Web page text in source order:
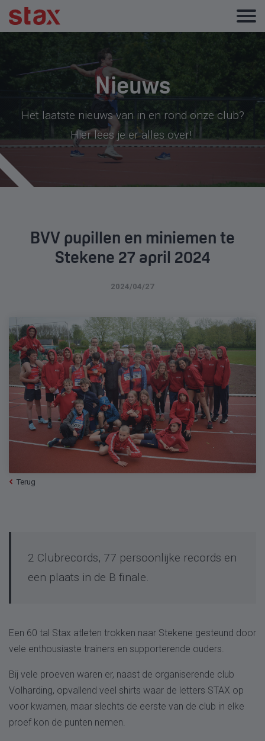
Nieuws
Het laatste nieuws van in en rond onze club?
Hier lees je er alles over!
BVV pupillen en miniemen te
Stekene 27 april 2024
2024/04/27
Terug
2 Clubrecords, 77 persoonlijke records en
een plaats in de B finale.
Een 60 tal Stax atleten trokken naar Stekene gesteund door
vele enthousiaste trainers en supporterende ouders.
Bij vele proeven waren er, naast de organiserende club
Volharding, opvallend veel shirts waar de letters STAX op
voor kwamen, maar slechts de eerste van de club in elke
proef kon de punten nemen.